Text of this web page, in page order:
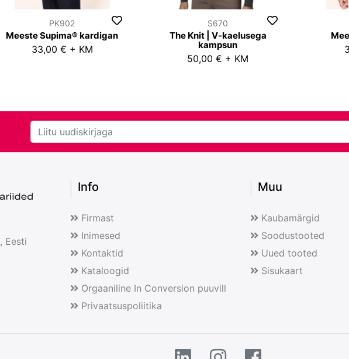
PK902
Meeste Supima® kardigan
33,00 € + KM
S670
The Knit | V-kaelusega
kampsun
50,00 € + KM
, Eesti
Info
Firmast
Inimesed
Kontaktid
Kataloogid
Orgaaniline In Conversion puuvill
Privaatsuspoliitika
Muu
Kaubamärgid
Soodustooted
Uued tooted
Sisukaart